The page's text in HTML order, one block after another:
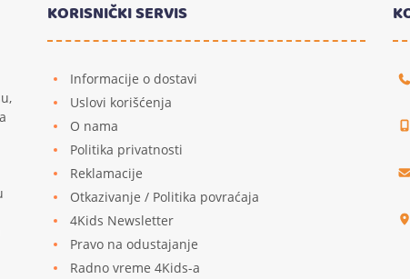
KORISNIČKI SERVIS
Informacije o dostavi
Uslovi korišćenja
O nama
Politika privatnosti
Reklamacije
Otkazivanje / Politika povraćaja
4Kids Newsletter
Pravo na odustajanje
Radno vreme 4Kids-a